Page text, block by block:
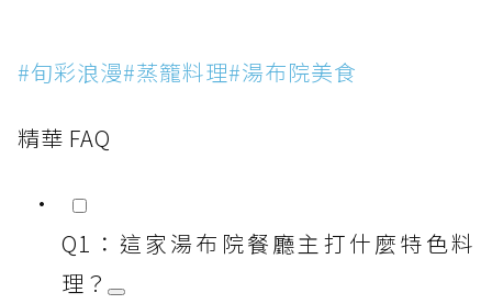
#旬彩浪漫#蒸籠料理#湯布院美食
精華 FAQ
Q1：這家湯布院餐廳主打什麼特色料
理？